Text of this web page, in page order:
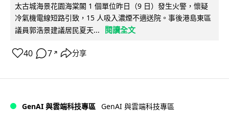
太古城海景花園海棠閣 1 個單位昨日（9 日）發生火警，懷疑
冷氣機電線短路引致，15 人吸入濃煙不適送院。事後港島東區
議員郭浩景建議居民夏天...
閱讀全文
40 7 ↗ 分享
GenAI 與雲端科技專區 GenAI 與雲端科技專區